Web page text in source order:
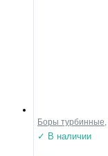
Боры турбинные,
✓ В наличии